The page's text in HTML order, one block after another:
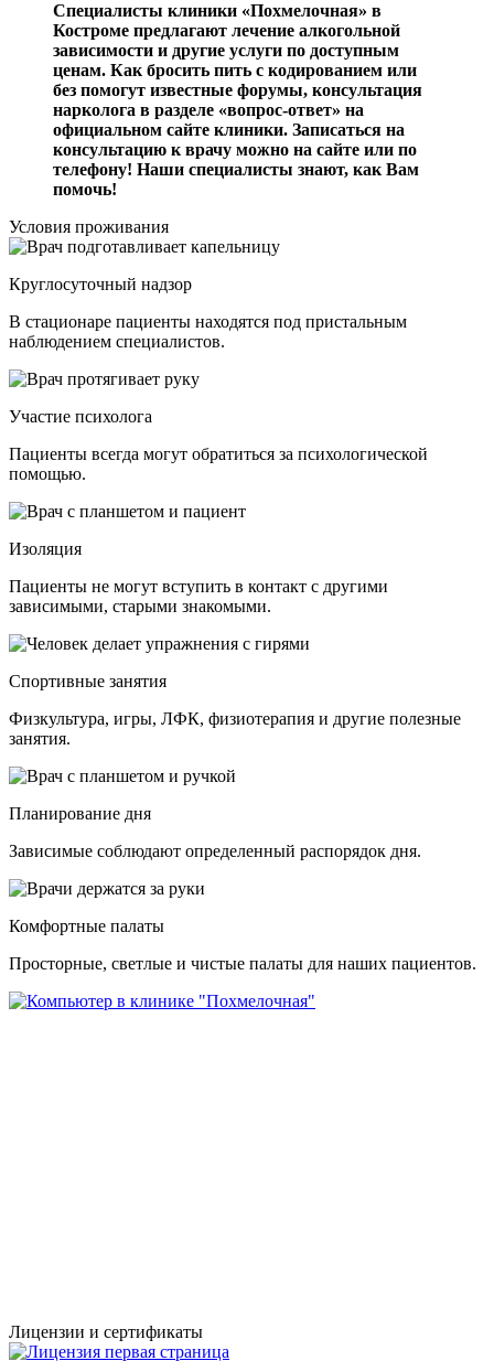
Специалисты клиники «Похмелочная» в
Костроме предлагают лечение алкогольной
зависимости и другие услуги по доступным
ценам. Как бросить пить с кодированием или
без помогут известные форумы, консультация
нарколога в разделе «вопрос-ответ» на
официальном сайте клиники. Записаться на
консультацию к врачу можно на сайте или по
телефону! Наши специалисты знают, как Вам
помочь!
Условия проживания
Круглосуточный надзор
В стационаре пациенты находятся под пристальным
наблюдением специалистов.
Участие психолога
Пациенты всегда могут обратиться за психологической
помощью.
Изоляция
Пациенты не могут вступить в контакт с другими
зависимыми, старыми знакомыми.
Спортивные занятия
Физкультура, игры, ЛФК, физиотерапия и другие полезные
занятия.
Планирование дня
Зависимые соблюдают определенный распорядок дня.
Комфортные палаты
Просторные, светлые и чистые палаты для наших пациентов.
Лицензии и сертификаты